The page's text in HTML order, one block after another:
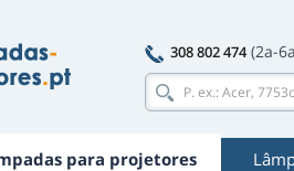
308 802 474 (2a-
para projetores